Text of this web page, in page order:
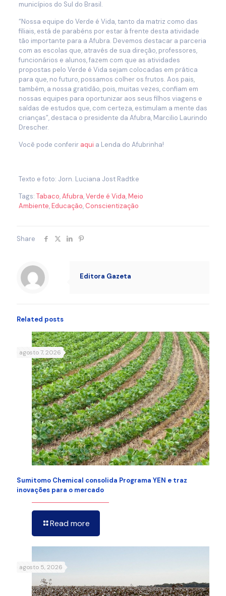
municípios do Sul do Brasil.
“Nossa equipe do Verde é Vida, tanto da matriz como das
filiais, está de parabéns por estar à frente desta atividade
tão importante para a Afubra. Devemos destacar a parceria
com as escolas que, através de sua direção, professores,
funcionários e alunos, fazem com que as atividades
propostas pelo Verde é Vida sejam colocadas em prática
para que, no futuro, possamos colher os frutos. Aos pais,
também, a nossa gratidão, pois, muitas vezes, confiam em
nossas equipes para oportunizar aos seus filhos viagens e
saídas de estudos que, com certeza, estimulam a mente das
crianças”, destaca o presidente da Afubra, Marcilio Laurindo
Drescher.
Você pode conferir aqui a Lenda do Afubrinha!
Texto e foto: Jorn. Luciana Jost Radtke
Tags: Tabaco,Afubra,Verde é Vida,Meio
Ambiente,Educação, Conscientização
Share
Editora Gazeta
Related posts
agosto 7, 2026
Sumitomo Chemical consolida Programa YEN e traz
inovações para o mercado
Read more
agosto 5, 2026